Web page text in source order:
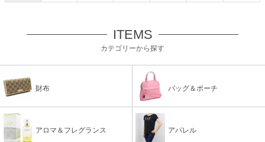
ITEMS
カテゴリーから探す
財布 バッグ＆ポーチ
アロマ＆フレグランス アパレル